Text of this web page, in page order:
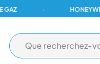
HONEYWELL,